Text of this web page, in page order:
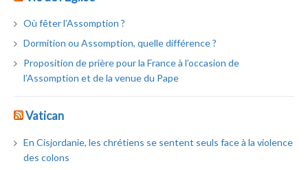
Où fêter l’Assomption ?
Dormition ou Assomption, quelle différence ?
Proposition de prière pour la France à l’occasion de
l’Assomption et de la venue du Pape
Vatican
En Cisjordanie, les chrétiens se sentent seuls face à la violence
des colons